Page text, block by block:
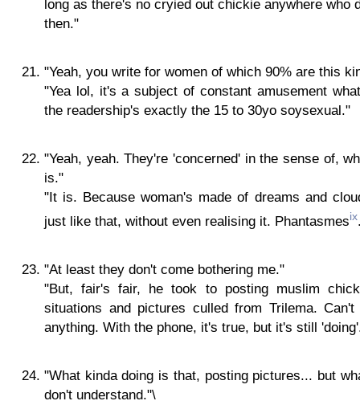
long as there's no cryied out chickie anywhere who
then."
"Yeah, you write for women of which 90% are this
"Yea lol, it's a subject of constant amusement
the readership's exactly the 15 to 30yo soysexual."
"Yeah, yeah. They're 'concerned' in the sense of,
is."
"It is. Because woman's made of dreams and
just like that, without even realising it. Phantasmesix
"At least they don't come bothering me."
"But, fair's fair, he took to posting muslim
situations and pictures culled from Trilema.
anything. With the phone, it's true, but it's still
"What kinda doing is that, posting pictures... but
don't understand."\